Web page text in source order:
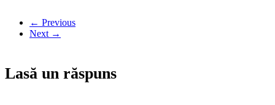
← Previous
Next →
Lasă un răspuns